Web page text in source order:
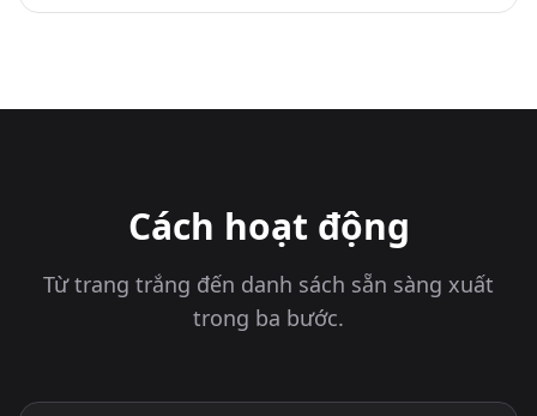
Cách hoạt động
Từ trang trắng đến danh sách sẵn sàng xuất
trong ba bước.